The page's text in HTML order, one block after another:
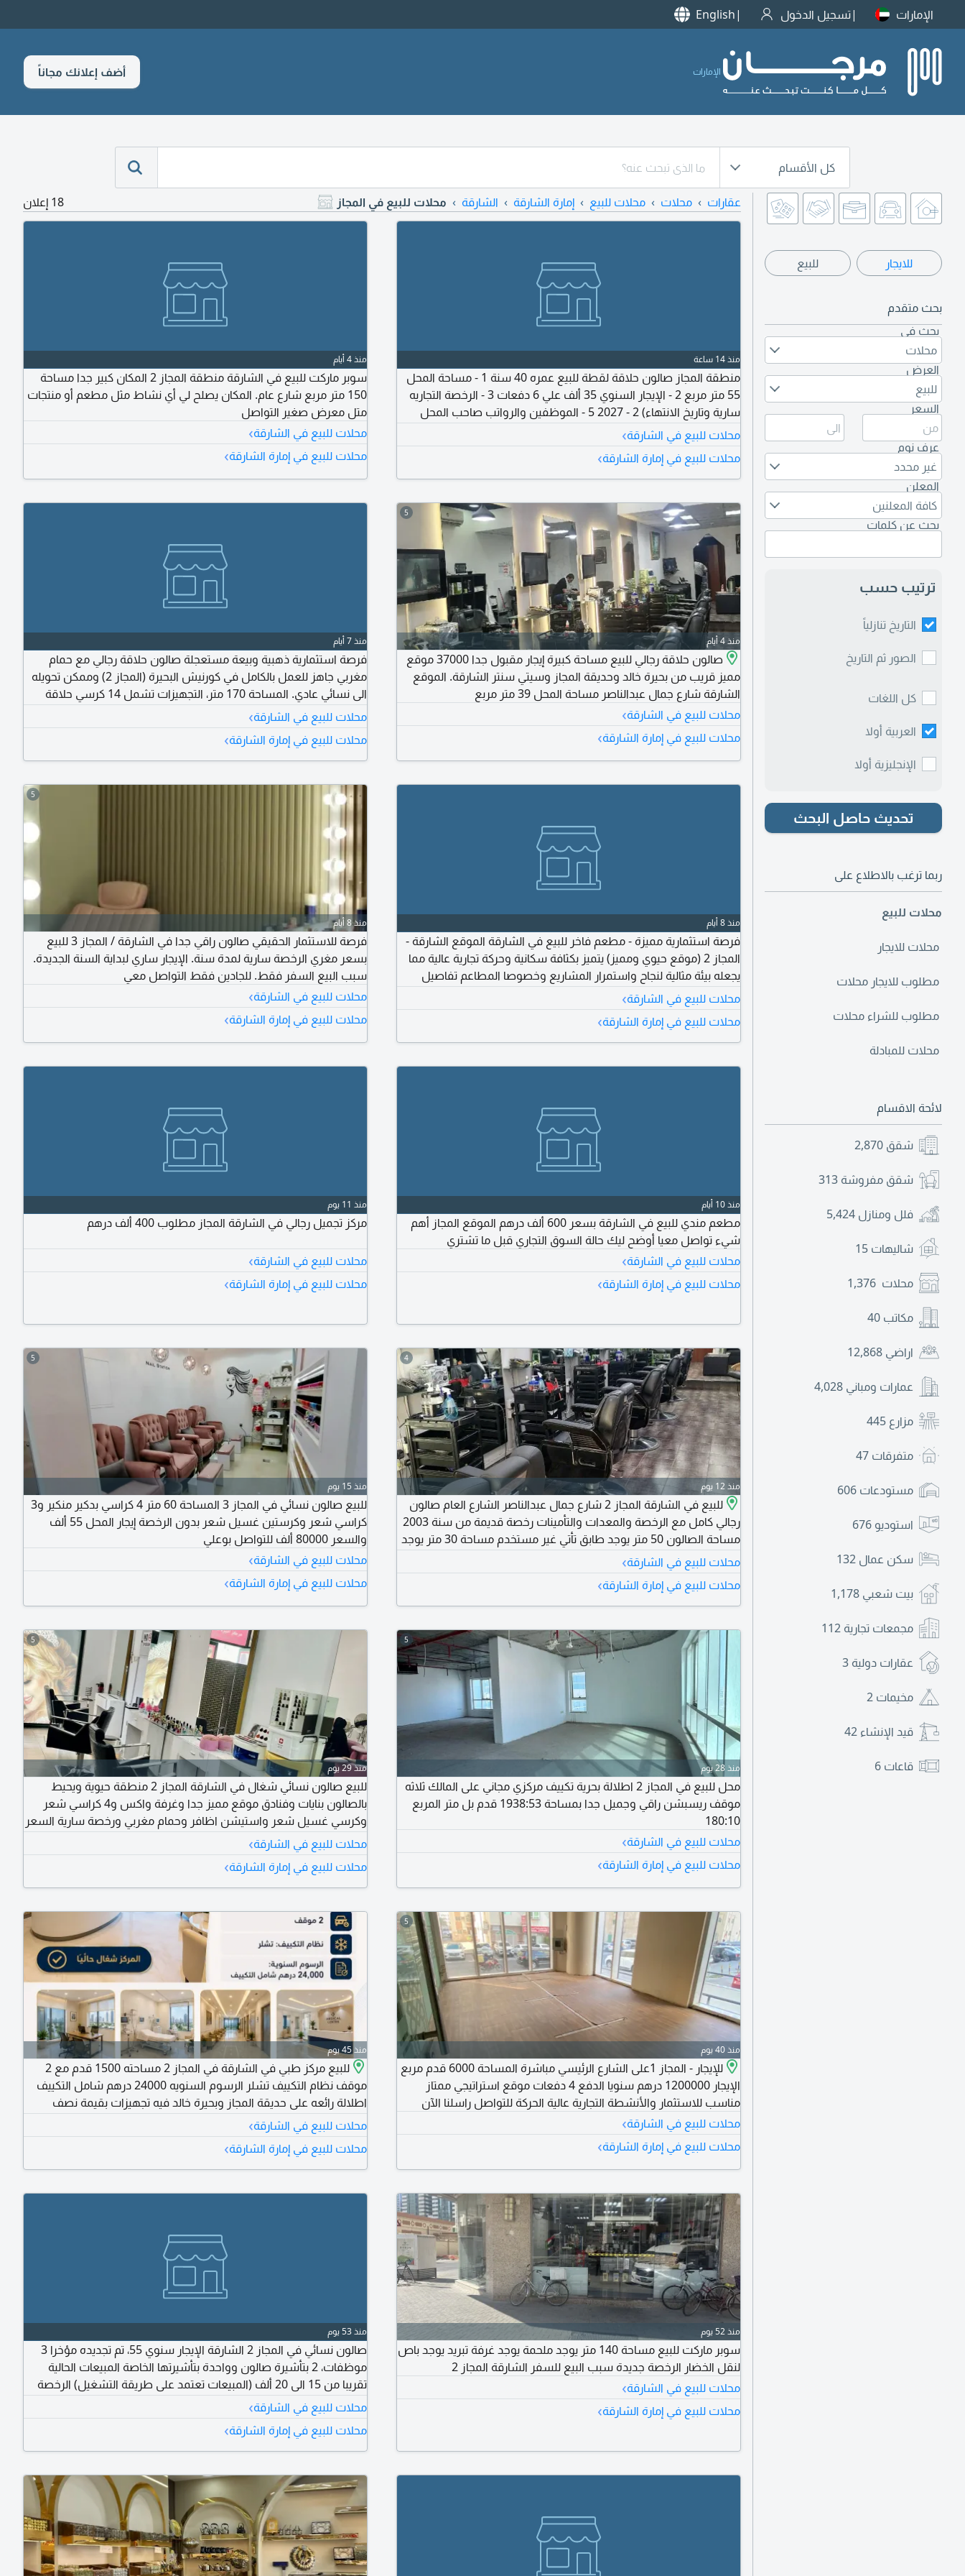
الإمارات تسجيل الدخول English
الإمارات أضف إعلانك مجاناً
كل الأقسام
للايجار للبيع
بحث متقدم
بحث في
محلات
العرض
للبيع
السعر
عرف نوم
غير محدد
المعلن
كافة المعلنين
بحث عن كلمات
ترتيب حسب
التاريخ تنازلياً
الصور ثم التاريخ
كل اللغات
العربية أولا
الإنجليزية أولا
تحديث حاصل البحث
ربما ترغب بالاطلاع على
محلات للبيع
محلات للايجار
مطلوب للايجار محلات
مطلوب للشراء محلات
محلات للمبادلة
لائحة الاقسام
شقق 2,870
شقق مفروشة 313
فلل ومنازل 5,424
شاليهات 15
محلات 1,376
مكاتب 40
اراضي 12,868
عمارات ومباني 4,028
مزارع 445
متفرقات 47
مستودعات 606
استوديو 676
سكن عمال 132
بيت شعبي 1,178
مجمعات تجارية 112
عقارات دولية 3
مخيمات 2
قيد الإنشاء 42
قاعات 6
عقارات محلات محلات للبيع إمارة الشارقة الشارقة محلات للبيع في المجاز 18 إعلان
منذ 14 ساعة
منطقة المجاز صالون حلاقة لقطة للبيع عمره 40 سنة 1 - مساحة المحل
55 متر مربع 2 - الإيجار السنوي 35 ألف علي 6 دفعات 3 - الرخصة التجاريه
سارية وتاريخ الانتهاء) 2 - 2027 5 - الموظفين والرواتب صاحب المحل
مش أكثر من 100 درهم ل 150 درهم 7 - تكلفة الفواتير الشهرية مياه
تجديد الرخصة
محلات للبيع في الشارقة›
محلات للبيع في إمارة الشارقة›
منذ 4 أيام
سوبر ماركت للبيع في الشارقة منطقة المجاز 2 المكان كبير جدا مساحة
150 متر مربع شارع عام. المكان يصلح لي أي نشاط مثل مطعم أو منتجات
متل معرض صغير التواصل
محلات للبيع في الشارقة›
محلات للبيع في إمارة الشارقة›
5
منذ 4 أيام
صالون حلاقة رجالي للبيع مساحة كبيرة إيجار مقبول جدا 37000 موقع
مميز قريب من بحيرة خالد وحديقة المجاز وسيتي سنتر الشارقة. الموقع
الشارقة شارع جمال عبدالناصر مساحة المحل 39 متر مربع
محلات للبيع في الشارقة›
محلات للبيع في إمارة الشارقة›
منذ 7 أيام
فرصة استثمارية ذهبية وبيعة مستعجلة صالون حلاقة رجالي مع حمام
مغربي جاهز للعمل بالكامل في كورنيش البحيرة (المجاز 2) وممكن تحويله
الى نسائي عادي. المساحة 170 متر، التجهيزات تشمل 14 كرسي حلاقة
للتواصل والمعاينة
محلات للبيع في الشارقة›
محلات للبيع في إمارة الشارقة›
منذ 8 أيام
فرصة استثمارية مميزة - مطعم فاخر للبيع في الشارقة الموقع الشارقة -
المجاز 2 (موقع حيوي ومميز) يتميز بكثافة سكانية وحركة تجارية عالية مما
يجعله بيئة مثالية لنجاح واستمرار المشاريع وخصوصا المطاعم تفاصيل
درهم على (6 دفعات) عدد الموظفين 8 عمال عدد الكوتا في الرخصة 16
كوتا تصريح تشغيل 24 ساعة الم مي
محلات للبيع في الشارقة›
محلات للبيع في إمارة الشارقة›
5
منذ 8 أيام
فرصة للاستثمار الحقيقي صالون راقي جدا في الشارقة / المجاز 3 للبيع
بسعر مغري الرخصة سارية لمدة سنة. الإيجار ساري لبداية السنة الجديدة.
سبب البيع السفر فقط. للجادين فقط التواصل معي
محلات للبيع في الشارقة›
محلات للبيع في إمارة الشارقة›
منذ 10 أيام
مطعم مندي للبيع في الشارقة بسعر 600 ألف درهم الموقع المجاز أهم
شيء تواصل معيا أوضح ليك حالة السوق التجاري قبل ما تشتري
محلات للبيع في الشارقة›
محلات للبيع في إمارة الشارقة›
منذ 11 يوم
مركز تجميل رجالي في الشارقة المجاز مطلوب 400 ألف درهم
محلات للبيع في الشارقة›
محلات للبيع في إمارة الشارقة›
4
منذ 12 يوم
للبيع في الشارقة المجاز 2 شارع جمال عبدالناصر الشارع العام صالون
رجالي كامل مع الرخصة والمعدات والتأمينات رخصة قديمة من سنة 2003
مساحة الصالون 50 متر يوجد طابق تأتي غير مستخدم مساحة 30 متر يوجد
ألف لجميع المعلومات
محلات للبيع في الشارقة›
محلات للبيع في إمارة الشارقة›
5
منذ 15 يوم
للبيع صالون نسائي في المجاز 3 المساحة 60 متر 4 كراسي بدكير منكير و3
كراسي شعر وكرستين غسيل شعر بدون الرخصة إيجار المحل 55 ألف
والسعر 80000 ألف للتواصل بوعلي
محلات للبيع في الشارقة›
محلات للبيع في إمارة الشارقة›
5
منذ 28 يوم
محل للبيع في المجاز 2 اطلالة بحرية تكييف مركزي مجاني على المالك ثلاثه
موقف ريسبشن راقي وجميل جدا بمساحة 1938:53 قدم بل متر المربع
180:10
محلات للبيع في الشارقة›
محلات للبيع في إمارة الشارقة›
5
منذ 29 يوم
للبيع صالون نسائي شغال في الشارقة المجاز 2 منطقة حيوية ويحيط
بالصالون بنايات وفنادق موقع مميز جدا وغرفة واكس و4 كراسي شعر
وكرسي غسيل شعر واستيشن اظافر وحمام مغربي ورخصة سارية السعر
بوعمار
محلات للبيع في الشارقة›
محلات للبيع في إمارة الشارقة›
5
منذ 40 يوم
للإيجار - المجاز 1على الشارع الرئيسي مباشرة المساحة 6000 قدم مربع
الإيجار 1200000 درهم سنويا الدفع 4 دفعات موقع استراتيجي ممتاز
مناسب للاستثمار والأنشطة التجارية عالية الحركة للتواصل راسلنا الآن
محلات للبيع في الشارقة›
محلات للبيع في إمارة الشارقة›
منذ 45 يوم
للبيع مركز طبي في الشارقة في المجاز 2 مساحته 1500 قدم مع 2
موقف نظام التكييف تشلر الرسوم السنويه 24000 درهم شامل التكييف
اطلالة رائعه على حديقة المجاز وبحيرة خالد فيه تجهيزات بقيمة نصف
مليون درهم مع ديكورات مطابقه لشروط وزارة الصحة بقيمة نصف
مليون درهم بسعر فقط 2 مليون درهم (المركز شغال حاليا)
محلات للبيع في الشارقة›
محلات للبيع في إمارة الشارقة›
منذ 52 يوم
سوبر ماركت للبيع مساحة 140 متر يوجد ملحمة يوجد غرفة تبريد يوجد باص
لنقل الخضار الرخصة جديدة سبب البيع للسفر الشارقة المجاز 2
محلات للبيع في الشارقة›
محلات للبيع في إمارة الشارقة›
منذ 53 يوم
صالون نسائي في المجاز 2 الشارقة الإيجار سنوي 55، تم تجديده مؤخرا 3
موظفات، 2 بتأشيرة صالون وواحدة بتأشيرتها الخاصة المبيعات الحالية
تقريبا من 15 الى 20 ألف (المبيعات تعتمد على طريقة التشغيل) الرخصة
للتفاوض
محلات للبيع في الشارقة›
محلات للبيع في إمارة الشارقة›